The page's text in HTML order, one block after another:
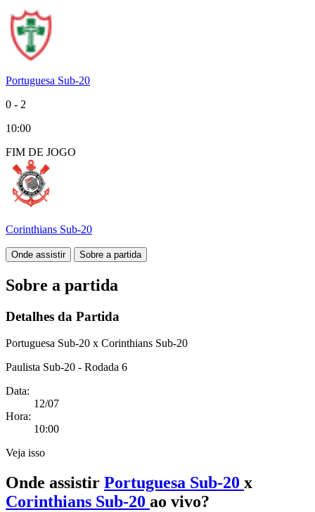
Portuguesa Sub-20
0 - 2
10:00
FIM DE JOGO
Corinthians Sub-20
Onde assistir Sobre a partida
Sobre a partida
Detalhes da Partida
Portuguesa Sub-20 x Corinthians Sub-20
Paulista Sub-20 - Rodada 6
Data:
12/07
Hora:
10:00
Veja isso
Onde assistir Portuguesa Sub-20 x
Corinthians Sub-20 ao vivo?